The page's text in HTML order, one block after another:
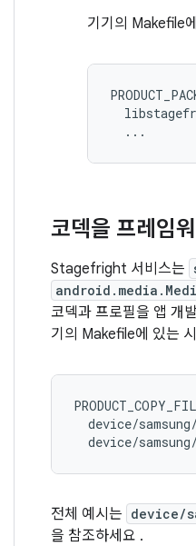
기기의 Makefile
코덱을 프레임
Stagefright 서비스는
코덱과 프로필을 앱 개
기의 Makefile에 있는
device/
전체 예시는 device/
을 참조하세요 .